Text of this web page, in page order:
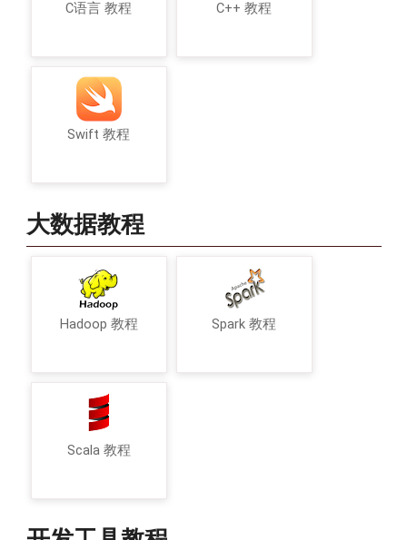
C语言 教程 C++ 教程
Swift 教程
大数据教程
Hadoop 教程 Spark 教程
Scala 教程